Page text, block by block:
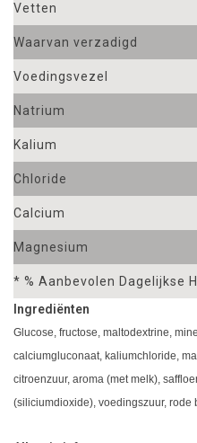
Vetten
Waarvan verzadigd
Voedingsvezel
Natrium
Kalium
Chloride
Calcium
Magnesium
* % Aanbevolen Dagelijkse
Ingrediënten
Glucose, fructose, maltodextrine,
calciumgluconaat, kaliumchloride,
citroenzuur, aroma (met melk),
(siliciumdioxide), voedingszuur, rode